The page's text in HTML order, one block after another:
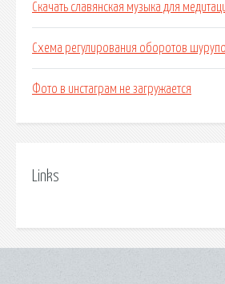
Скачать славянская музыка для
Схема регулирования оборотов
Фото в инстаграм не загружается
Links